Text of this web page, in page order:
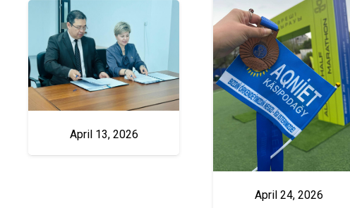
April 24, 2026
April 13, 2026